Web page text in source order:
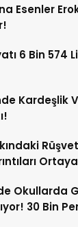
Esenler
6 Bin 574
Kardeşlik
Rüşvet
Ortaya
Okullarda
30 Bin